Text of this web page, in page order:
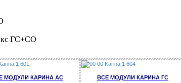
ГС+СО
МОДУЛИ КАРИНА АС ВСЕ МОДУЛИ КАРИНА ГС